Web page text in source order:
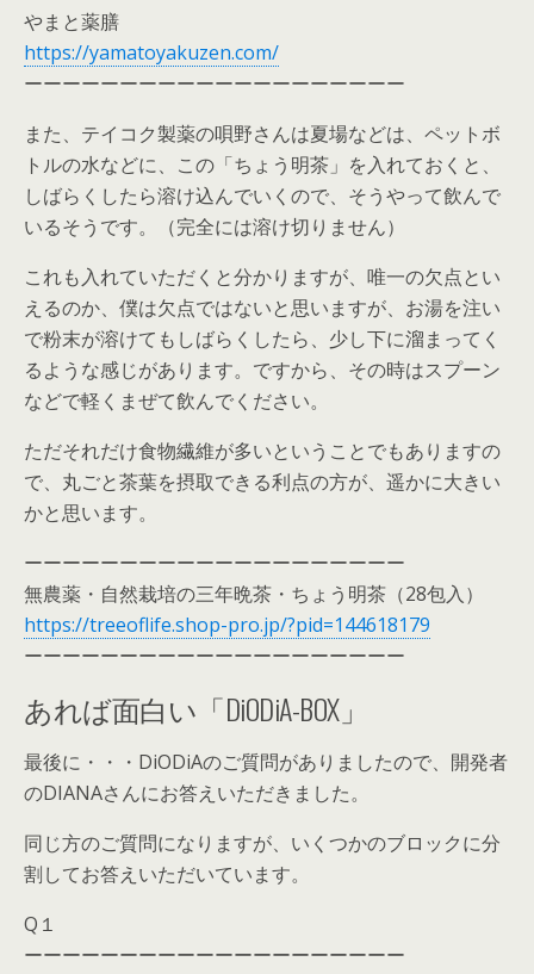
やまと薬膳
https://yamatoyakuzen.com/
ーーーーーーーーーーーーーーーーーーーー
また、テイコク製薬の唄野さんは夏場などは、ペットボ
トルの水などに、この「ちょう明茶」を入れておくと、
しばらくしたら溶け込んでいくので、そうやって飲んで
いるそうです。（完全には溶け切りません）
これも入れていただくと分かりますが、唯一の欠点とい
えるのか、僕は欠点ではないと思いますが、お湯を注い
で粉末が溶けてもしばらくしたら、少し下に溜まってく
るような感じがあります。ですから、その時はスプーン
などで軽くまぜて飲んでください。
ただそれだけ食物繊維が多いということでもありますの
で、丸ごと茶葉を摂取できる利点の方が、遥かに大きい
かと思います。
ーーーーーーーーーーーーーーーーーーーー
無農薬・自然栽培の三年晩茶・ちょう明茶（28包入）
https://treeoflife.shop-pro.jp/?pid=144618179
ーーーーーーーーーーーーーーーーーーーー
あれば面白い「DiODiA-BOX」
最後に・・・DiODiAのご質問がありましたので、開発者
のDIANAさんにお答えいただきました。
同じ方のご質問になりますが、いくつかのブロックに分
割してお答えいただいています。
Q１
ーーーーーーーーーーーーーーーーーーーー